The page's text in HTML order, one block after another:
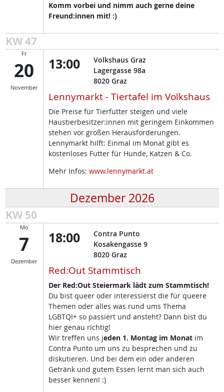
Komm vorbei und nimm auch gerne deine
Freund:innen mit! :)
KW 47
Fr
20
November
13:00
Volkshaus Graz
Lagergasse 98a
8020 Graz
Lennymarkt - Tiertafel im Volkshaus
Die Preise für Tierfutter steigen und viele
Haustierbesitzer:innen mit geringem Einkommen
stehen vor großen Herausforderungen.
Lennymarkt hilft: Einmal im Monat gibt es
kostenloses Futter für Hunde, Katzen & Co.
Mehr Infos: www.lennymarkt.at
Dezember 2026
KW 50
Mo
7
Dezember
18:00
Contra Punto
Kosakengasse 9
8020 Graz
Red:Out Stammtisch
Der Red:Out Steiermark lädt zum Stammtisch!
Du bist queer oder interessierst die für queere
Themen oder alles was rund ums Thema
LGBTQI+ so passiert und ansteht? Dann bist du
hier genau richtig!
Wir treffen uns jeden 1. Montag im Monat im
Contra Punto um uns zu besprechen und zu
diskutieren. Und bei dem ein oder anderen
Getränk und gutem Essen lernt man sich auch
besser kennen! :)